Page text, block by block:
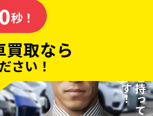
私たちが責任を持って
査定いたします！
秒！
買取なら
さい！